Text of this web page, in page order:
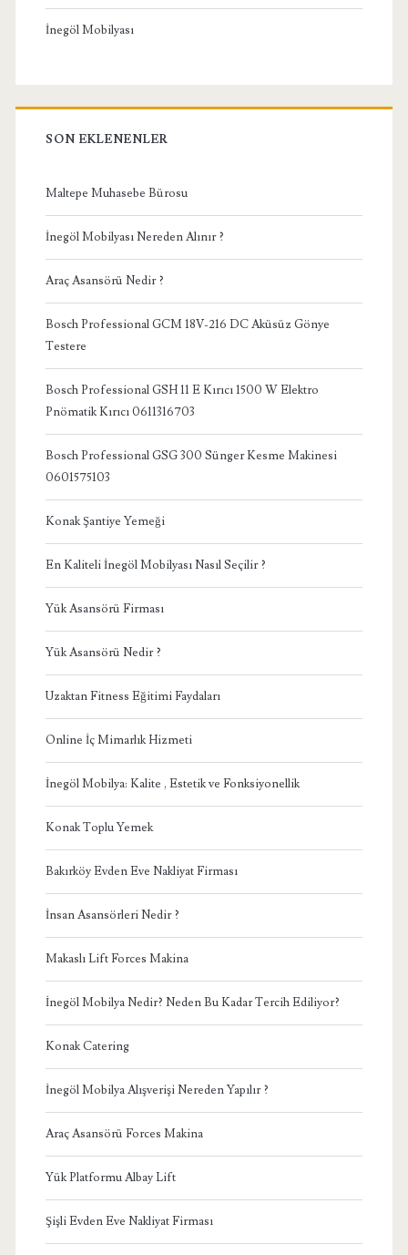
İnegöl Mobilyası
SON EKLENENLER
Maltepe Muhasebe Bürosu
İnegöl Mobilyası Nereden Alınır ?
Araç Asansörü Nedir ?
Bosch Professional GCM 18V-216 DC Aküsüz Gönye
Testere
Bosch Professional GSH 11 E Kırıcı 1500 W Elektro
Pnömatik Kırıcı 0611316703
Bosch Professional GSG 300 Sünger Kesme Makinesi
0601575103
Konak Şantiye Yemeği
En Kaliteli İnegöl Mobilyası Nasıl Seçilir ?
Yük Asansörü Firması
Yük Asansörü Nedir ?
Uzaktan Fitness Eğitimi Faydaları
Online İç Mimarlık Hizmeti
İnegöl Mobilya: Kalite , Estetik ve Fonksiyonellik
Konak Toplu Yemek
Bakırköy Evden Eve Nakliyat Firması
İnsan Asansörleri Nedir ?
Makaslı Lift Forces Makina
İnegöl Mobilya Nedir? Neden Bu Kadar Tercih Ediliyor?
Konak Catering
İnegöl Mobilya Alışverişi Nereden Yapılır ?
Araç Asansörü Forces Makina
Yük Platformu Albay Lift
Şişli Evden Eve Nakliyat Firması